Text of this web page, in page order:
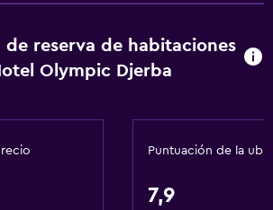
de reserva de habitaciones
Olympic Djerba
Puntuación de la
7,9